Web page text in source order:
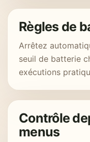
Règles de
Arrêtez
seuil de batterie
exécutions
Contrôle
menus